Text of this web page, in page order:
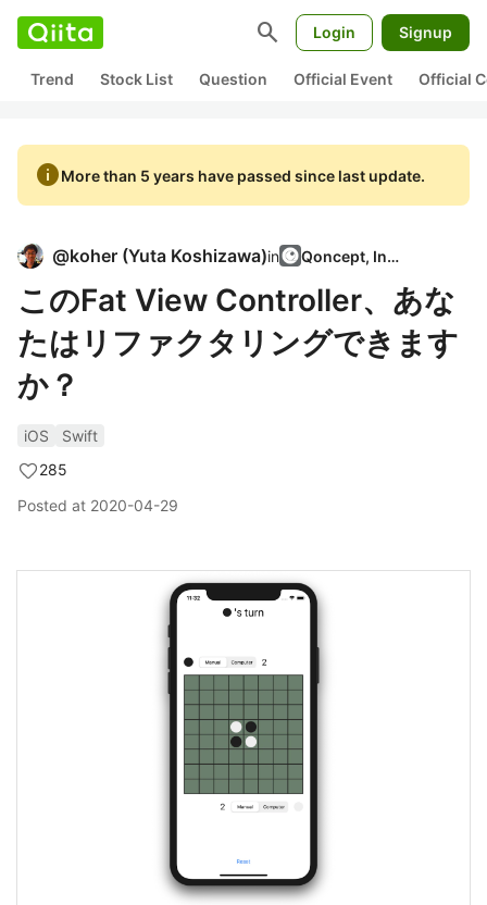
search Login Signup
Trend Stock List Question Official Event Official
infoMore than 5 years have passed since last update.
@koher (Yuta Koshizawa)in Qoncept, Inc.
このFat View Controller、あな
たはリファクタリングできます
か？
iOS
Swift
285
Posted at 2020-04-29